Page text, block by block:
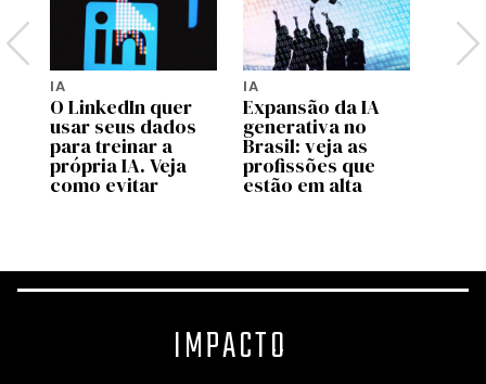
IA
O LinkedIn quer
usar seus dados
para treinar a
própria IA. Veja
como evitar
IA
Expansão da IA
generativa no
Brasil: veja as
profissões que
estão em alta
IMPACTO